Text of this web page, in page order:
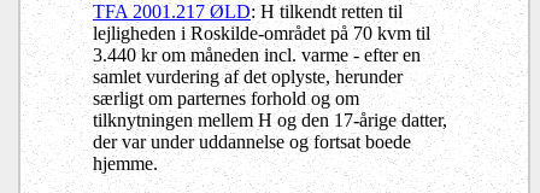
TFA 2001.217 ØLD: H tilkendt retten til
lejligheden i Roskilde-området på 70 kvm til
3.440 kr om måneden incl. varme - efter en
samlet vurdering af det oplyste, herunder
særligt om parternes forhold og om
tilknytningen mellem H og den 17-årige datter,
der var under uddannelse og fortsat boede
hjemme.